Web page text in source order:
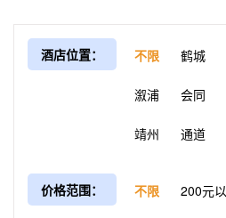
酒店位置： 不限 鹤城
溆浦 会同
靖州 通道
价格范围： 不限 200元